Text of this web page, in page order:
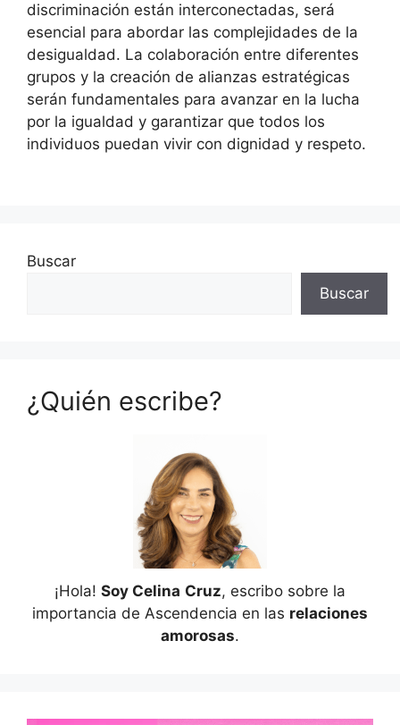
discriminación están interconectadas, será
esencial para abordar las complejidades de la
desigualdad. La colaboración entre diferentes
grupos y la creación de alianzas estratégicas
serán fundamentales para avanzar en la lucha
por la igualdad y garantizar que todos los
individuos puedan vivir con dignidad y respeto.
Buscar
Buscar
¿Quién escribe?
¡Hola! Soy Celina Cruz, escribo sobre la
importancia de Ascendencia en las relaciones
amorosas.